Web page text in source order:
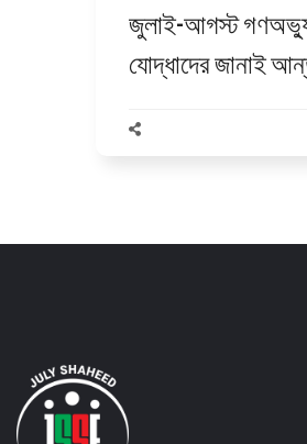
জুলাই-আগস্ট
যোদ্ধাদের জানাই